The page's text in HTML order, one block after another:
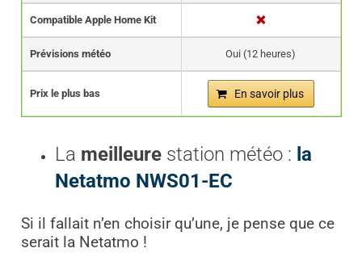
Compatible Apple Home Kit
Prévisions météo Oui (12 heures)
Prix le plus bas En savoir plus
La meilleure station météo : la
Netatmo NWS01-EC
Si il fallait n’en choisir qu’une, je pense que ce
serait la Netatmo !